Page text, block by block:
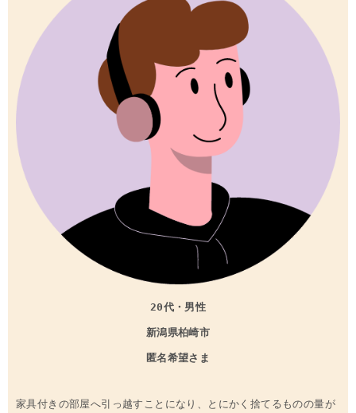
20代・男性
新潟県柏崎市
匿名希望さま
家具付きの部屋へ引っ越すことになり、とにかく捨てるものの量が